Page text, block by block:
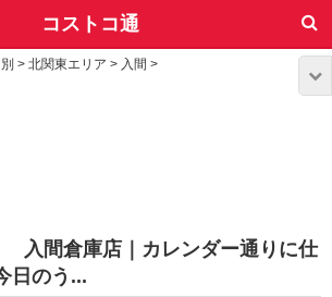
コストコ通
> 北関東エリア > 入間 >
入間倉庫店｜カレンダー通りに仕
日のう...